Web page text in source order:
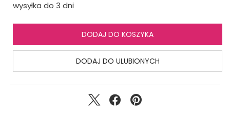
wysyłka do 3 dni
DODAJ DO KOSZYKA
DODAJ DO ULUBIONYCH